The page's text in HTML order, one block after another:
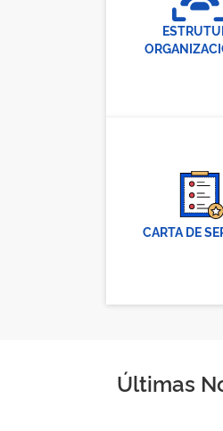
CARTA DE
Últimas